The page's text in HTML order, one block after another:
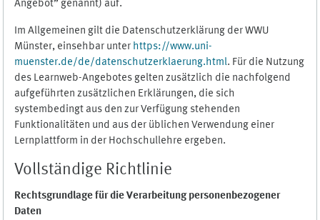
Angebot” genannt) auf.
Im Allgemeinen gilt die Datenschutzerklärung der WWU
Münster, einsehbar unter https://www.uni-
muenster.de/de/datenschutzerklaerung.html. Für die Nutzung
des Learnweb-Angebotes gelten zusätzlich die nachfolgend
aufgeführten zusätzlichen Erklärungen, die sich
systembedingt aus den zur Verfügung stehenden
Funktionalitäten und aus der üblichen Verwendung einer
Lernplattform in der Hochschullehre ergeben.
Vollständige Richtlinie
Rechtsgrundlage für die Verarbeitung personenbezogener
Daten